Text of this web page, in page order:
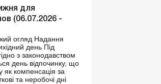
для
(06.07.2026 -
огляд Надання
день Під
з законодавством
день відпочинку, що
як компенсація за
та неробочі дні